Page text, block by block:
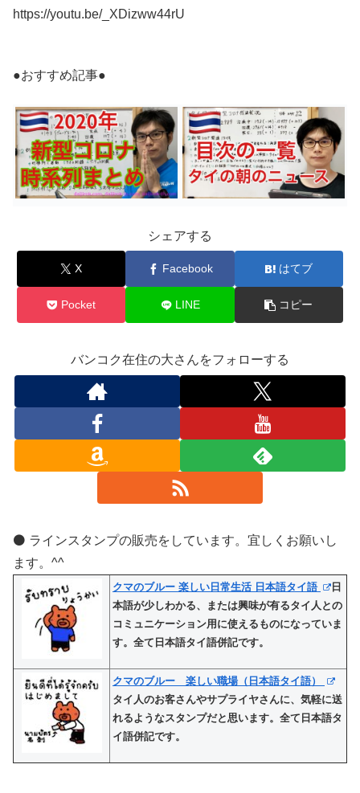
https://youtu.be/_XDizww44rU
●おすすめ記事●
シェアする
X Facebook はてブ
Pocket LINE コピー
バンコク在住の大さんをフォローする
⚫️ ラインスタンプの販売をしています。宜しくお願いし
ます。^^
クマのブルー 楽しい日常生活 日本語タイ語
日
本語が少しわかる、または興味が有るタイ人との
コミュニケーション用に使えるものになっていま
す。全て日本語タイ語併記です。
クマのブルー 楽しい職場（日本語タイ語）
タイ人のお客さんやサプライヤさんに、気軽に送
れるようなスタンプだと思います。全て日本語タ
イ語併記です。